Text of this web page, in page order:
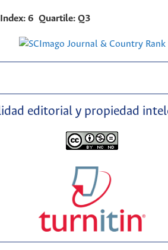
6 Quartile: Q3
editorial y propiedad